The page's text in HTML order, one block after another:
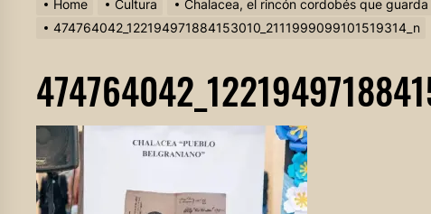
Home Cultura
Chalacea, el rincón cordobés que
474764042_122194971884153010_2111999099101519314_n